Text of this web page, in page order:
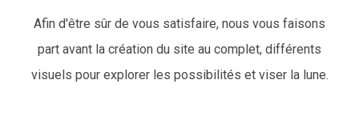
Afin d'être sûr de vous satisfaire, nous vous faisons
part avant la création du site au complet, différents
visuels pour explorer les possibilités et viser la lune.